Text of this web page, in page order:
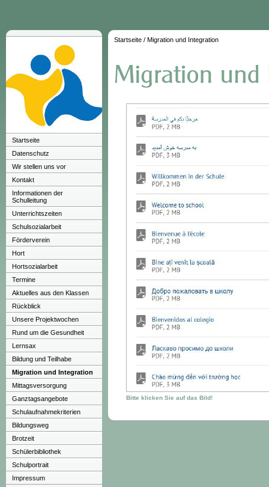
Startseite
Datenschutz
Wir stellen uns vor
Kontakt
Informationen der
Schulleitung
Unterrichtszeiten
Schulsozialarbeit
Förderverein
Hort
Hortsozialarbeit
Termine
Aktuelles aus den Klassen
Rückblick
Unsere Projektwochen
Rund um die Gesundheit
Lernsax
Bildung und Teilhabe
Migration und Integration
Mittagsversorgung
Ganztagsangebote
Schulaufnahmekriterien
Bildungsweg
Brotzeit
Schülerbibliothek
Schulportrait
Impressum
Startseite / Migration und Integration
Bitte klicken Sie auf das Bild!